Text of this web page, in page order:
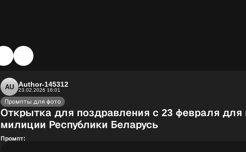
AU Author-145312
23.02.2026 16:01
Промпты для фото
Открытка для поздравления с 23 февраля для
милиции Республики Беларусь
Промпт: